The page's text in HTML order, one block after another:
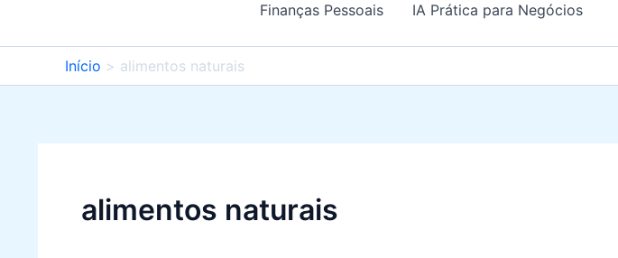
Finanças Pessoais IA Prática para Negócios
Início alimentos naturais
alimentos naturais